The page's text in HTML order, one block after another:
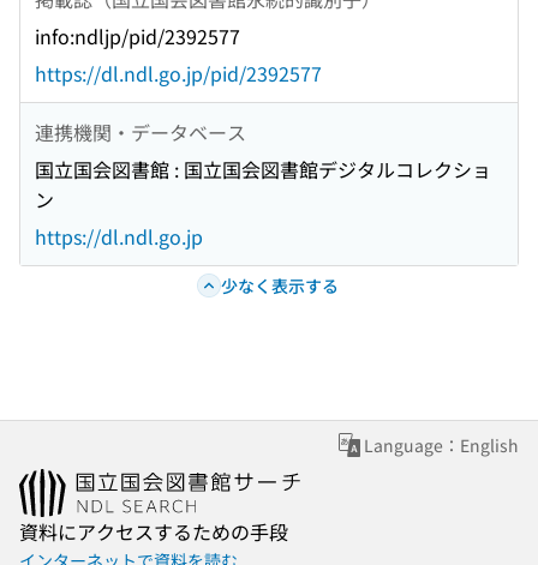
info:ndljp/pid/2392577
https://dl.ndl.go.jp/pid/2392577
連携機関・データベース
国立国会図書館 : 国立国会図書館デジタルコレクショ
ン
https://dl.ndl.go.jp
少なく表示する
Language：English
資料にアクセスするための手段